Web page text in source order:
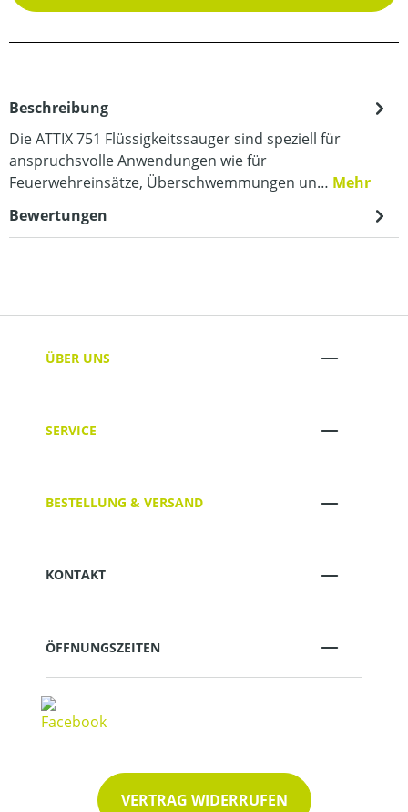
Beschreibung
Die ATTIX 751 Flüssigkeitssauger sind speziell für
anspruchsvolle Anwendungen wie für
Feuerwehreinsätze, Überschwemmungen un… Mehr
Bewertungen
ÜBER UNS
SERVICE
BESTELLUNG & VERSAND
KONTAKT
ÖFFNUNGSZEITEN
VERTRAG WIDERRUFEN